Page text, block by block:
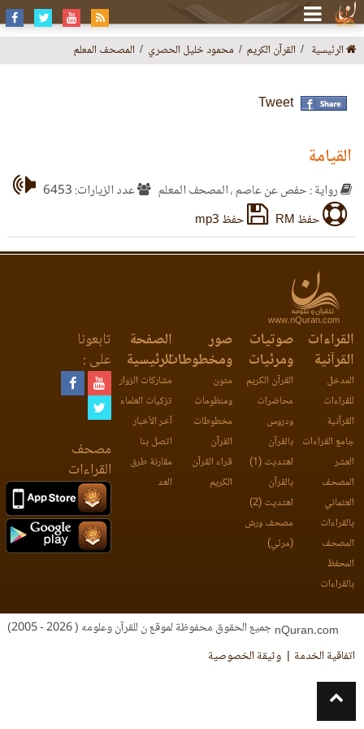
الرئيسية القرآن الكريم محمود خليل الحصري المصحف المعلم
Tweet
القيامة
رواية : حفص عن عاصم ، المصحف المعلم
عدد الزيارات: 6453
حفظ RM
حفظ mp3
www.nQuran.com
القراءات
القرآنية
المدخل
للقراءات
القرآنية
جامع القراءات
العشر
المصحف
العثماني
بالقراءات
المصحف
المحفظ
بالقراءات
صوتيات
ومرئيات
القرآن الكريم
محاضرات
ودروس
بالقرآن
اهتديت (1)
بالقرآن
اهتديت (2)
مصحف ورش
(مرئي)
صور
ومخطوطات
متون
ومنظومات
مخطوطات
القرآن
قراء القرآن
الكريم
الصفحة
الرئيسية
مشاركات الزوار
تزكيات العلماء
آخر الأخبار
اتصل بنا
مقارنة طرق
العد
تابعونا
على :
مصحف
القراءات
جميع الحقوق محفوظة لموقع ن للقرآن وعلومه ( 2026 - 2005)
اتفاقية الخدمة
وثيقة الخصوصية